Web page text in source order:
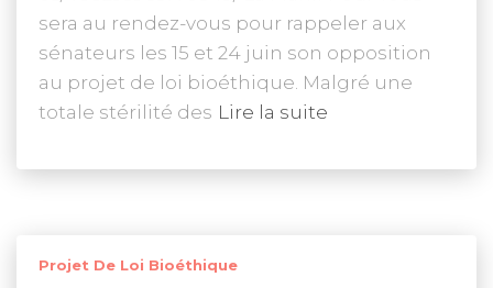
sera au rendez-vous pour rappeler aux
sénateurs les 15 et 24 juin son opposition
au projet de loi bioéthique. Malgré une
totale stérilité des Lire la suite
Projet De Loi Bioéthique